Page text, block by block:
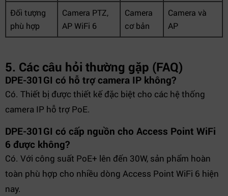
Đối tượng
phù hợp
Camera PTZ,
AP WiFi 6
Camera
cơ bản
Camera và
AP
5. Các câu hỏi thường gặp (FAQ)
DPE-301GI có hỗ trợ camera IP không?
Có. Thiết bị được thiết kế đặc biệt cho các hệ thống
camera IP hỗ trợ PoE.
DPE-301GI có cấp nguồn cho Access Point WiFi
6 được không?
Có. Với công suất PoE+ lên đến 30W, sản phẩm hoàn
toàn phù hợp cho nhiều dòng Access Point WiFi 6 hiện
nay.